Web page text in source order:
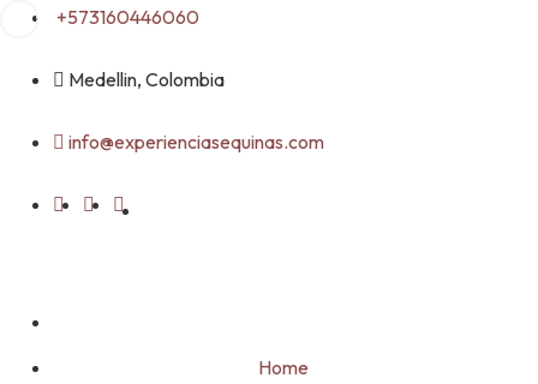
Skip
content
+573160446060
Medellin, Colombia
info@experienciasequinas.com
Home